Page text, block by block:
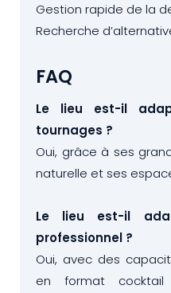
Gestion rapide de la
Recherche
FAQ
Le lieu est-il
tournages ?
Oui, grâce à ses
naturelle et ses
Le lieu est-il
professionnel ?
Oui, avec des
en format